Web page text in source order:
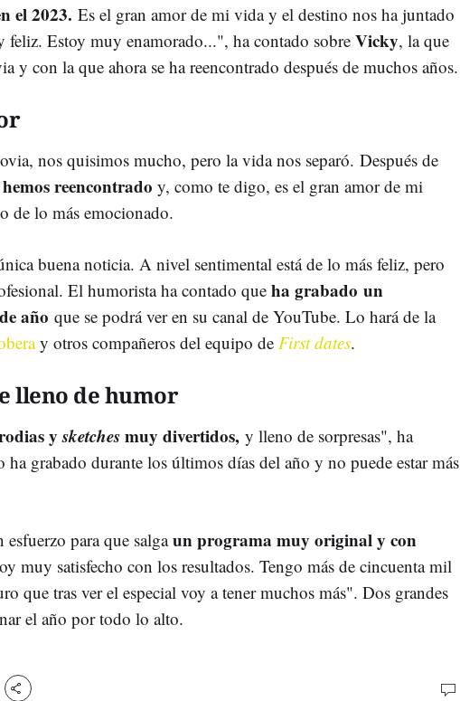
el 2023. Es el gran amor de mi vida y el destino nos ha juntado
feliz. Estoy muy enamorado...", ha contado sobre Vicky, la que
y con la que ahora se ha reencontrado después de muchos años.
nos quisimos mucho, pero la vida nos separó. Después de
reencontrado y, como te digo, es el gran amor de mi
de lo más emocionado.
buena noticia. A nivel sentimental está de lo más feliz, pero
El humorista ha contado queha grabado un
año que se podrá ver en su canal de YouTube. Lo hará de la
y otros compañeros del equipo de First dates.
lleno de humor
ysketchesmuy divertidos, y lleno de sorpresas", ha
grabado durante los últimos días del año y no puede estar más
para que salgaun programa muy original y con
muy satisfecho con los resultados. Tengo más de cincuenta mil
que tras ver el especial voy a tener muchos más". Dos grandes
el año por todo lo alto.